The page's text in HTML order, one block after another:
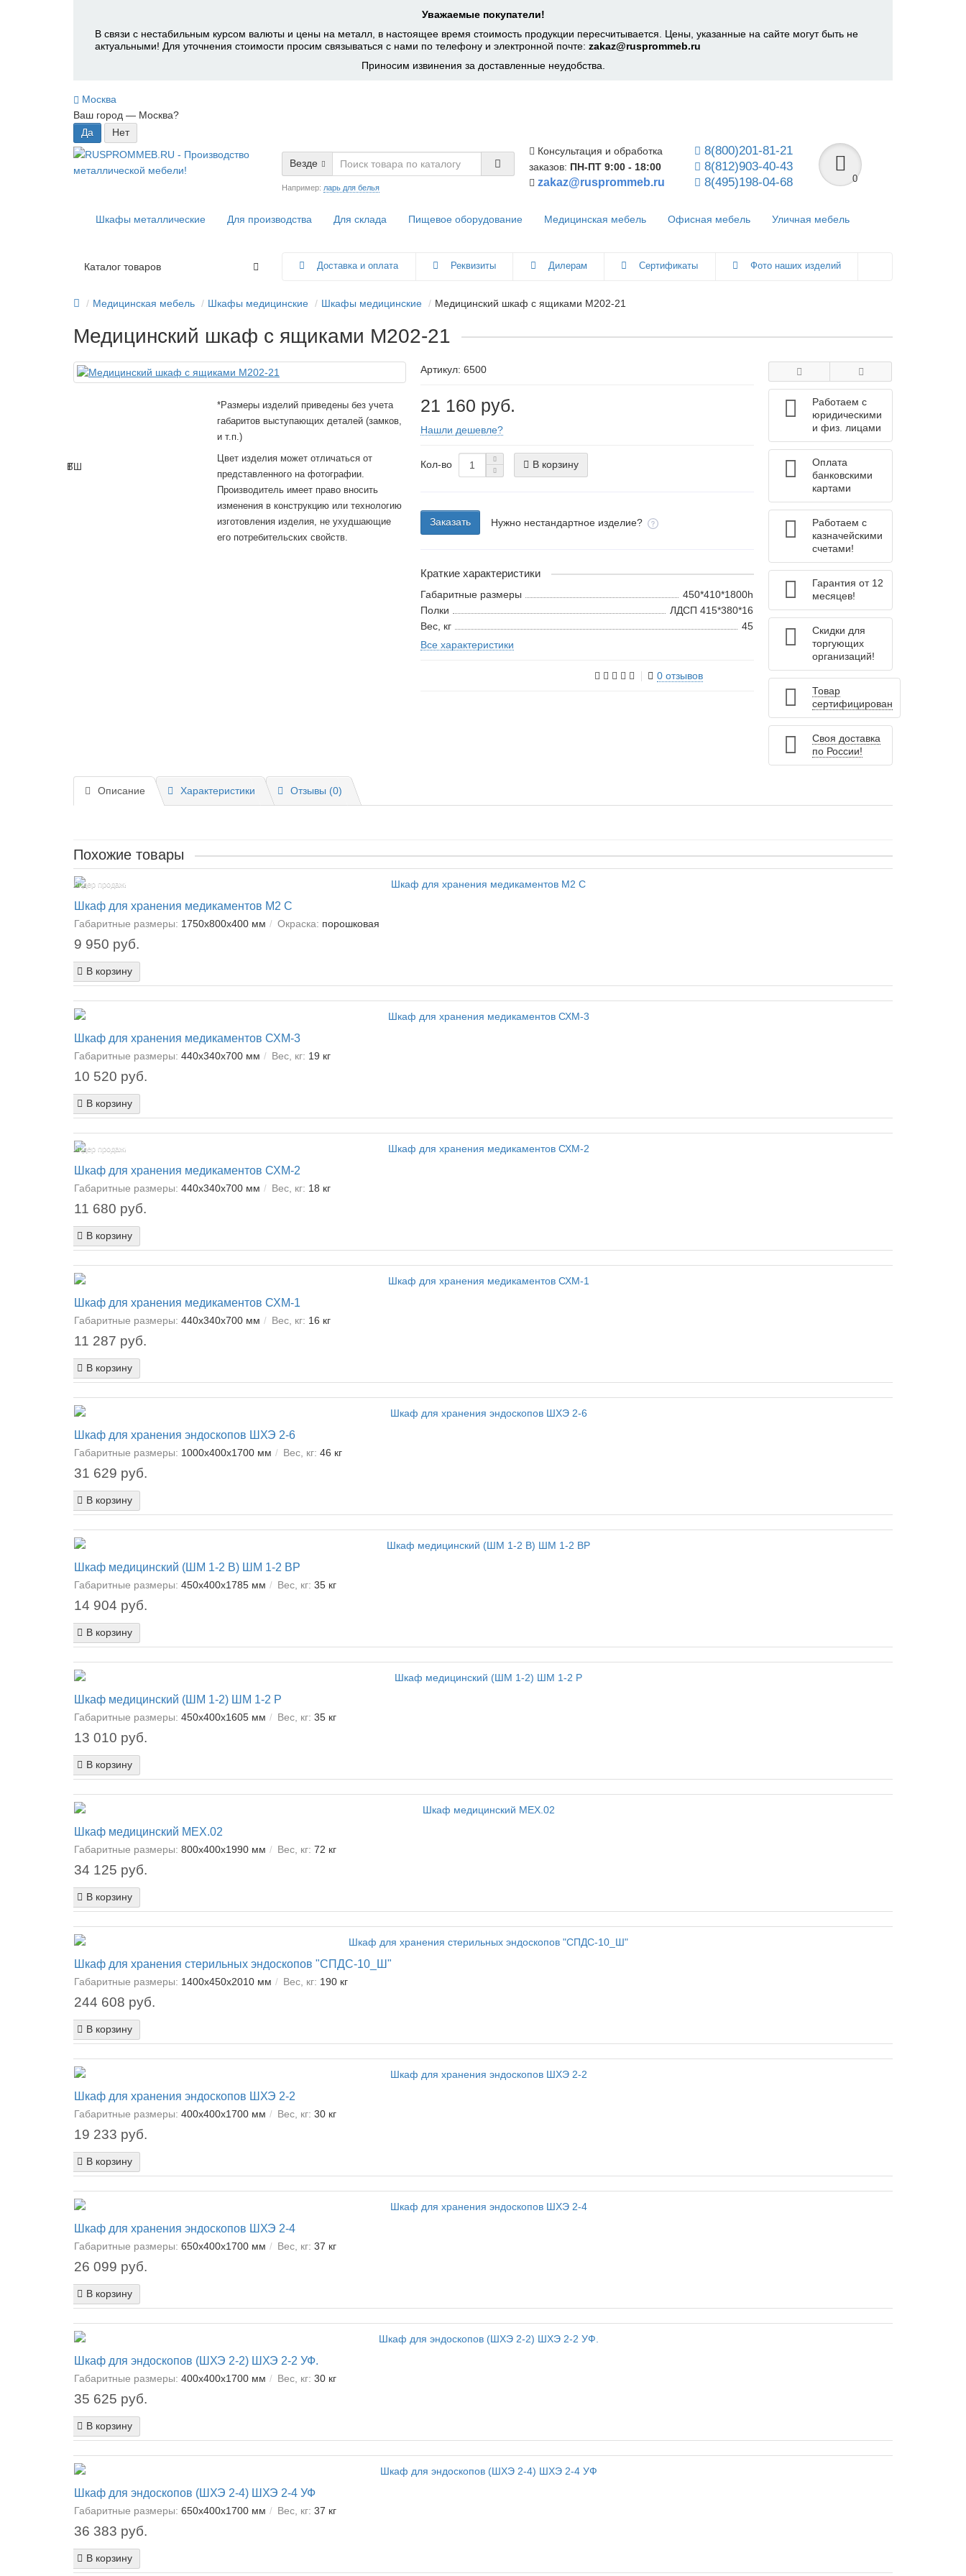
Уважаемые покупатели!
В связи с нестабильным курсом валюты и цены на металл, в настоящее время стоимость продукции пересчитывается. Цены, указанные на сайте могут быть не
актуальными! Для уточнения стоимости просим связываться с нами по телефону и электронной почте: zakaz@rusprommeb.ru
Приносим извинения за доставленные неудобства.
Москва
Ваш город — Москва?
Везде
Например: ларь для белья
Консультация и обработка
заказов: ПН-ПТ 9:00 - 18:00
zakaz@rusprommeb.ru
8(800)201-81-21
8(812)903-40-43
8(495)198-04-68
0
Шкафы металлические Для производства Для склада Пищевое оборудование Медицинская мебель Офисная мебель Уличная мебель
Доставка и оплата Реквизиты Дилерам Сертификаты Фото наших изделий
Каталог товаров
Медицинская мебель Шкафы медицинские Шкафы медицинские Медицинский шкаф с ящиками М202-21
Медицинский шкаф с ящиками М202-21
Ш
В
Г
*Размеры изделий приведены без учета
габаритов выступающих деталей (замков,
и т.п.)
Цвет изделия может отличаться от
представленного на фотографии.
Производитель имеет право вносить
изменения в конструкцию или технологию
изготовления изделия, не ухудшающие
его потребительских свойств.
Артикул: 6500
21 160 руб.
Нашли дешевле?
Кол-во В корзину
Заказать Нужно нестандартное изделие?
Краткие характеристики
Габаритные размеры
450*410*1800h
Полки
ЛДСП 415*380*16
Вес, кг
45
Все характеристики
0 отзывов
Работаем с
юридическими
и физ. лицами
Оплата
банковскими
картами
Работаем с
казначейскими
счетами!
Гарантия от 12
месяцев!
Скидки для
торгующих
организаций!
Товар
сертифицирован
Своя доставка
по России!
Описание Характеристики Отзывы (0)
Похожие товары
Лидер продаж!
Шкаф для хранения медикаментов М2 С
Габаритные размеры: 1750х800х400 мм Окраска: порошковая
9 950 руб.
В корзину
Шкаф для хранения медикаментов СХМ-3
Габаритные размеры: 440х340х700 мм Вес, кг: 19 кг
10 520 руб.
В корзину
Лидер продаж!
Шкаф для хранения медикаментов СХМ-2
Габаритные размеры: 440х340х700 мм Вес, кг: 18 кг
11 680 руб.
В корзину
Шкаф для хранения медикаментов СХМ-1
Габаритные размеры: 440х340х700 мм Вес, кг: 16 кг
11 287 руб.
В корзину
Шкаф для хранения эндоскопов ШХЭ 2-6
Габаритные размеры: 1000х400х1700 мм Вес, кг: 46 кг
31 629 руб.
В корзину
Шкаф медицинский (ШМ 1-2 В) ШМ 1-2 ВР
Габаритные размеры: 450х400х1785 мм Вес, кг: 35 кг
14 904 руб.
В корзину
Шкаф медицинский (ШМ 1-2) ШМ 1-2 Р
Габаритные размеры: 450х400х1605 мм Вес, кг: 35 кг
13 010 руб.
В корзину
Шкаф медицинский МЕХ.02
Габаритные размеры: 800х400х1990 мм Вес, кг: 72 кг
34 125 руб.
В корзину
Шкаф для хранения стерильных эндоскопов "СПДС-10_Ш"
Габаритные размеры: 1400х450х2010 мм Вес, кг: 190 кг
244 608 руб.
В корзину
Шкаф для хранения эндоскопов ШХЭ 2-2
Габаритные размеры: 400х400х1700 мм Вес, кг: 30 кг
19 233 руб.
В корзину
Шкаф для хранения эндоскопов ШХЭ 2-4
Габаритные размеры: 650х400х1700 мм Вес, кг: 37 кг
26 099 руб.
В корзину
Шкаф для эндоскопов (ШХЭ 2-2) ШХЭ 2-2 УФ.
Габаритные размеры: 400х400х1700 мм Вес, кг: 30 кг
35 625 руб.
В корзину
Шкаф для эндоскопов (ШХЭ 2-4) ШХЭ 2-4 УФ
Габаритные размеры: 650х400х1700 мм Вес, кг: 37 кг
36 383 руб.
В корзину